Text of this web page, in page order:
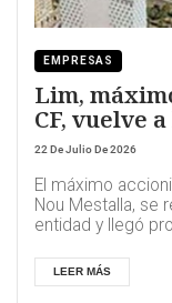
EMPRESAS
Lim,
CF, vuelve
22 De Julio De 2026
El máximo
Nou Mestalla, se
entidad y llegó
LEER MÁS